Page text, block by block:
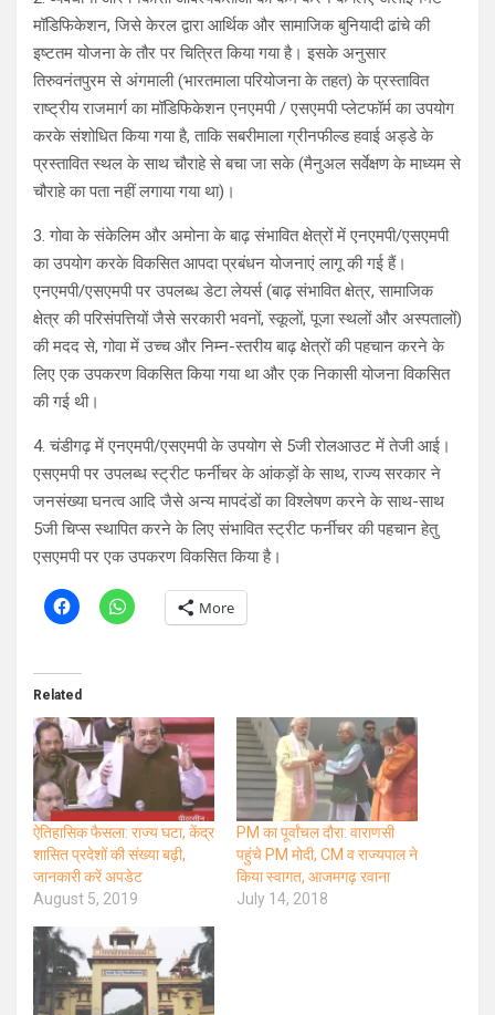
मॉडिफिकेशन, जिसे केरल द्वारा आर्थिक और सामाजिक बुनियादी ढांचे की
इष्टतम योजना के तौर पर चित्रित किया गया है। इसके अनुसार
तिरुवनंतपुरम से अंगमाली (भारतमाला परियोजना के तहत) के प्रस्तावित
राष्ट्रीय राजमार्ग का मॉडिफिकेशन एनएमपी / एसएमपी प्लेटफॉर्म का उपयोग
करके संशोधित किया गया है, ताकि सबरीमाला ग्रीनफील्ड हवाई अड्डे के
प्रस्तावित स्थल के साथ चौराहे से बचा जा सके (मैनुअल सर्वेक्षण के माध्यम से
चौराहे का पता नहीं लगाया गया था)।
3. गोवा के संकेलिम और अमोना के बाढ़ संभावित क्षेत्रों में एनएमपी/एसएमपी
का उपयोग करके विकसित आपदा प्रबंधन योजनाएं लागू की गई हैं।
एनएमपी/एसएमपी पर उपलब्ध डेटा लेयर्स (बाढ़ संभावित क्षेत्र, सामाजिक
क्षेत्र की परिसंपत्तियों जैसे सरकारी भवनों, स्कूलों, पूजा स्थलों और अस्पतालों)
की मदद से, गोवा में उच्च और निम्न-स्तरीय बाढ़ क्षेत्रों की पहचान करने के
लिए एक उपकरण विकसित किया गया था और एक निकासी योजना विकसित
की गई थी।
4. चंडीगढ़ में एनएमपी/एसएमपी के उपयोग से 5जी रोलआउट में तेजी आई।
एसएमपी पर उपलब्ध स्ट्रीट फर्नीचर के आंकड़ों के साथ, राज्य सरकार ने
जनसंख्या घनत्व आदि जैसे अन्य मापदंडों का विश्लेषण करने के साथ-साथ
5जी चिप्स स्थापित करने के लिए संभावित स्ट्रीट फर्नीचर की पहचान हेतु
एसएमपी पर एक उपकरण विकसित किया है।
More
Related
ऐतिहासिक फैसला: राज्य घटा, केंद्र
शासित प्रदेशों की संख्या बढ़ी,
जानकारी करें अपडेट
August 5, 2019
PM का पूर्वांचल दौरा: वाराणसी
पहुंचे PM मोदी, CM व राज्यपाल ने
किया स्वागत, आजमगढ़ रवाना
July 14, 2018